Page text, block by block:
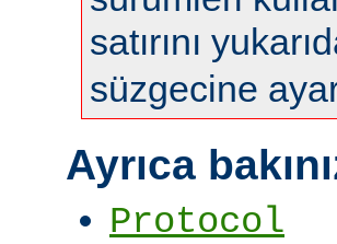
satırını
süzgecine
Ayrıca
Protocol